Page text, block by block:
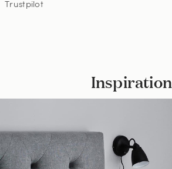
Trustpilot
Inspiration